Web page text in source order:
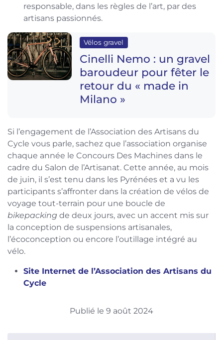
responsable, dans les règles de l’art, par des
artisans passionnés.
Vélos gravel
Cinelli Nemo : un gravel
baroudeur pour fêter le
retour du « made in
Milano »
Si l’engagement de l’Association des Artisans du
Cycle vous parle, sachez que l’association organise
chaque année le Concours Des Machines dans le
cadre du Salon de l’Artisanat. Cette année, au mois
de juin, il s’est tenu dans les Pyrénées et a vu les
participants s’affronter dans la création de vélos de
voyage tout-terrain pour une boucle de
bikepacking de deux jours, avec un accent mis sur
la conception de suspensions artisanales,
l’écoconception ou encore l’outillage intégré au
vélo.
Site Internet de l’Association des Artisans du
Cycle
Publié le 9 août 2024